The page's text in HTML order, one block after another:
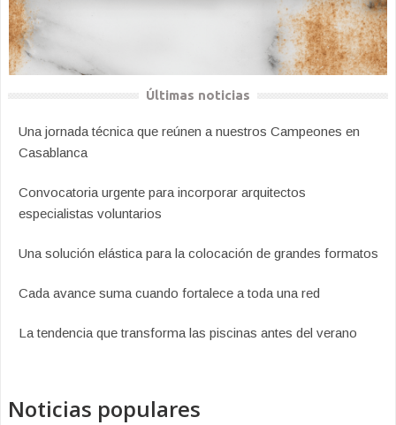
Últimas noticias
Una jornada técnica que reúnen a nuestros Campeones en
Casablanca
Convocatoria urgente para incorporar arquitectos
especialistas voluntarios
Una solución elástica para la colocación de grandes formatos
Cada avance suma cuando fortalece a toda una red
La tendencia que transforma las piscinas antes del verano
Noticias populares